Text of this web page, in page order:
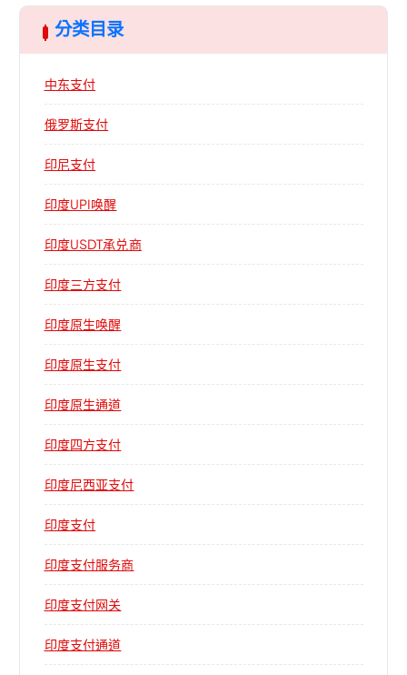
分类目录
中东支付
俄罗斯支付
印尼支付
印度UPI唤醒
印度USDT承兑商
印度三方支付
印度原生唤醒
印度原生支付
印度原生通道
印度四方支付
印度尼西亚支付
印度支付
印度支付服务商
印度支付网关
印度支付通道